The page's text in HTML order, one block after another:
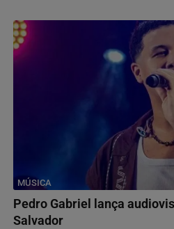
MÚSICA
Pedro Gabriel lança
Salvador